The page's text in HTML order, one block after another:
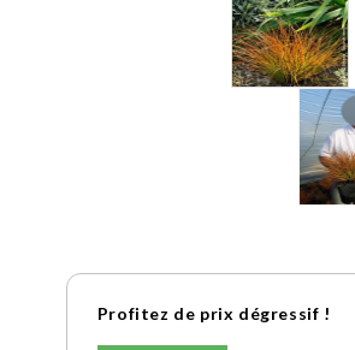
Profitez de prix dégressif !